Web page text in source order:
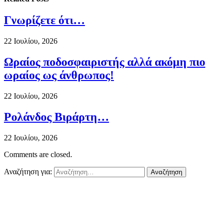
Γνωρίζετε ότι…
22 Ιουλίου, 2026
Ωραίος ποδοσφαιριστής αλλά ακόμη πιο
ωραίος ως άνθρωπος!
22 Ιουλίου, 2026
Ρολάνδος Βιράρτη…
22 Ιουλίου, 2026
Comments are closed.
Αναζήτηση για: